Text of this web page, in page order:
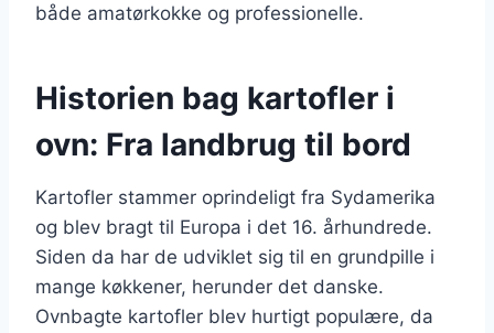
både amatørkokke og professionelle.
Historien bag kartofler i
ovn: Fra landbrug til bord
Kartofler stammer oprindeligt fra Sydamerika
og blev bragt til Europa i det 16. århundrede.
Siden da har de udviklet sig til en grundpille i
mange køkkener, herunder det danske.
Ovnbagte kartofler blev hurtigt populære, da